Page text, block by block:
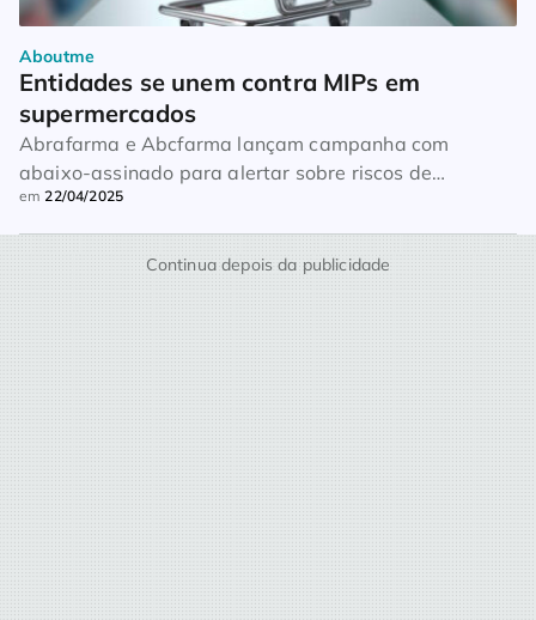
Aboutme
Entidades se unem contra MIPs em
supermercados
Abrafarma e Abcfarma lançam campanha com
abaixo-assinado para alertar sobre riscos de
aprovação de projeto de lei
em22/04/2025
Continua depois da publicidade